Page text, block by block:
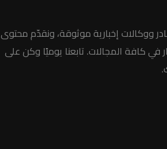
ووكالات إخبارية موثوقة، ونقدّم محتوى
كافة المجالات. تابعنا يوميًا وكن على